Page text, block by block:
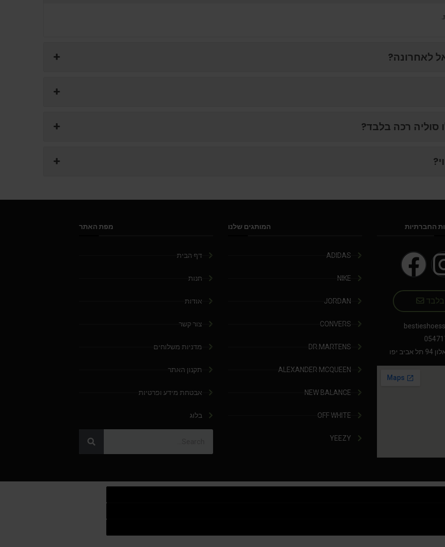
סוליה רכה בלבד?
החברתיות
בלבד
יפו
המותגים שלנו
ADIDAS
NIKE
JORDAN
CONVERS
DR.MARTENS
ALEXANDER MCQUEEN
NEW BALANCE
OFF WHITE
YEEZY
מפת האתר
דף הבית
חנות
אודות
צור קשר
מדניות משלוחים
תקנון האתר
אבטחת מידע ופרטיות
בלוג